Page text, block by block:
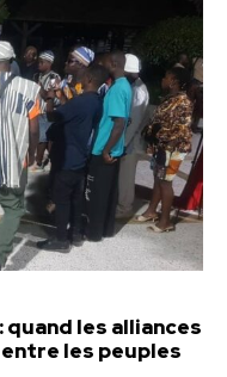
quand les alliances
les peuples